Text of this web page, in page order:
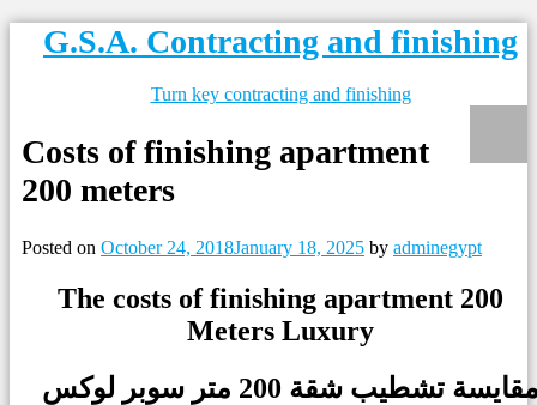
G.S.A. Contracting and finishing
Turn key contracting and finishing
Costs of finishing apartment
200 meters
Posted on October 24, 2018January 18, 2025 by adminegypt
The costs of finishing apartment 200
Meters Luxury
تشطيب شقة 200 متر سوبر لوكس